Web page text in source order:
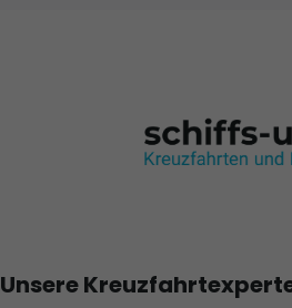
Unsere